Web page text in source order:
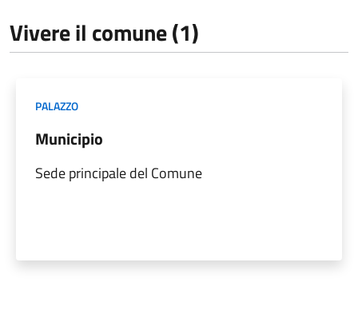
Vivere il comune (1)
PALAZZO
Municipio
Sede principale del Comune